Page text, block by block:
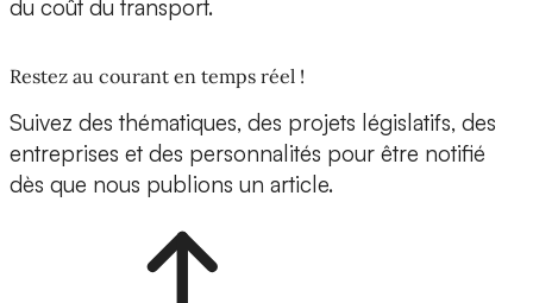
du coût du transport.
Restez au courant en temps réel !
Suivez des thématiques, des projets législatifs, des
entreprises et des personnalités pour être notifié
dès que nous publions un article.